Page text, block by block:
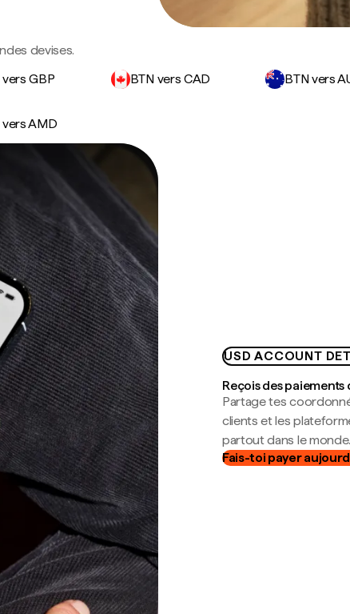
devises.
vers GBP BTN vers CAD BTN vers
vers AMD
USD ACCOUNT
Reçois des
Partage tes
clients et les
partout dans le monde.
Fais-toi payer